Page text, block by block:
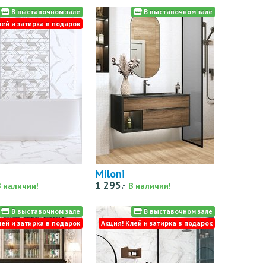
наличии!
В выставочном зале
и затирка в подарок
Miloni
1 295.- В наличии!
В выставочном зале
В выставочном зале
и затирка в подарок
В выставочном зале
Акция! Клей и затирка в подарок